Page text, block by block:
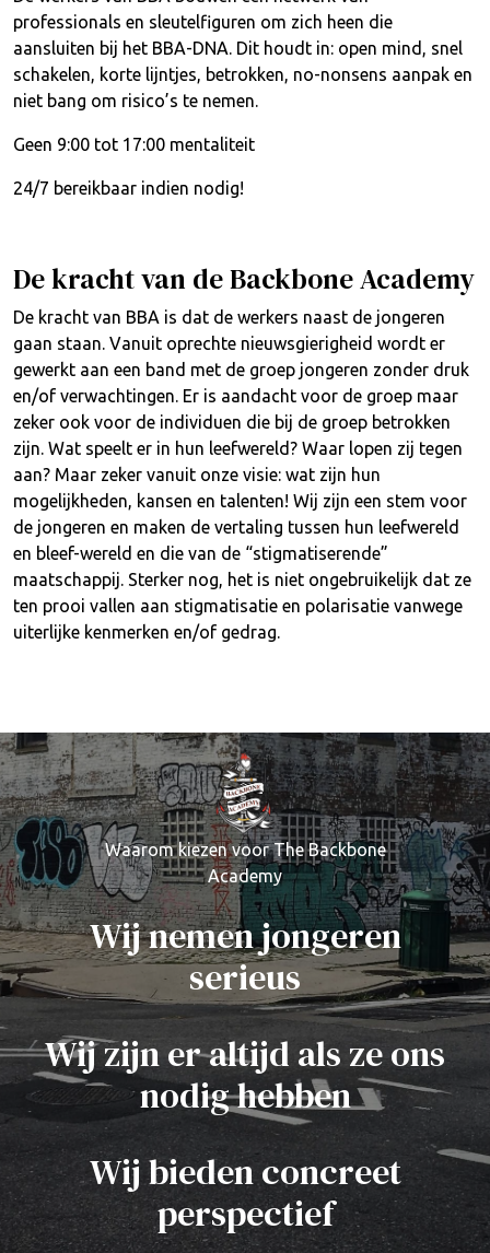
professionals en sleutelfiguren om zich heen die
aansluiten bij het BBA-DNA. Dit houdt in: open mind, snel
schakelen, korte lijntjes, betrokken, no-nonsens aanpak en
niet bang om risico’s te nemen.
Geen 9:00 tot 17:00 mentaliteit
24/7 bereikbaar indien nodig!
De kracht van de Backbone Academy
De kracht van BBA is dat de werkers naast de jongeren
gaan staan. Vanuit oprechte nieuwsgierigheid wordt er
gewerkt aan een band met de groep jongeren zonder druk
en/of verwachtingen. Er is aandacht voor de groep maar
zeker ook voor de individuen die bij de groep betrokken
zijn. Wat speelt er in hun leefwereld? Waar lopen zij tegen
aan? Maar zeker vanuit onze visie: wat zijn hun
mogelijkheden, kansen en talenten! Wij zijn een stem voor
de jongeren en maken de vertaling tussen hun leefwereld
en bleef-wereld en die van de “stigmatiserende”
maatschappij. Sterker nog, het is niet ongebruikelijk dat ze
ten prooi vallen aan stigmatisatie en polarisatie vanwege
uiterlijke kenmerken en/of gedrag.
Waarom kiezen voor The Backbone
Academy
Wij nemen jongeren
serieus
Wij zijn er altijd als ze ons
nodig hebben
Wij bieden concreet
perspectief